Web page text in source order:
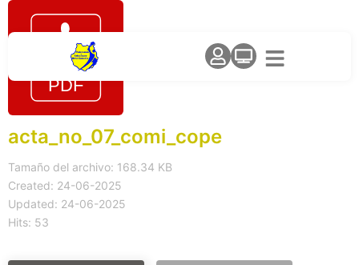
acta_no_07_comi_cope
Tamaño del archivo: 168.34 KB
Created: 24-06-2025
Updated: 24-06-2025
Hits: 53